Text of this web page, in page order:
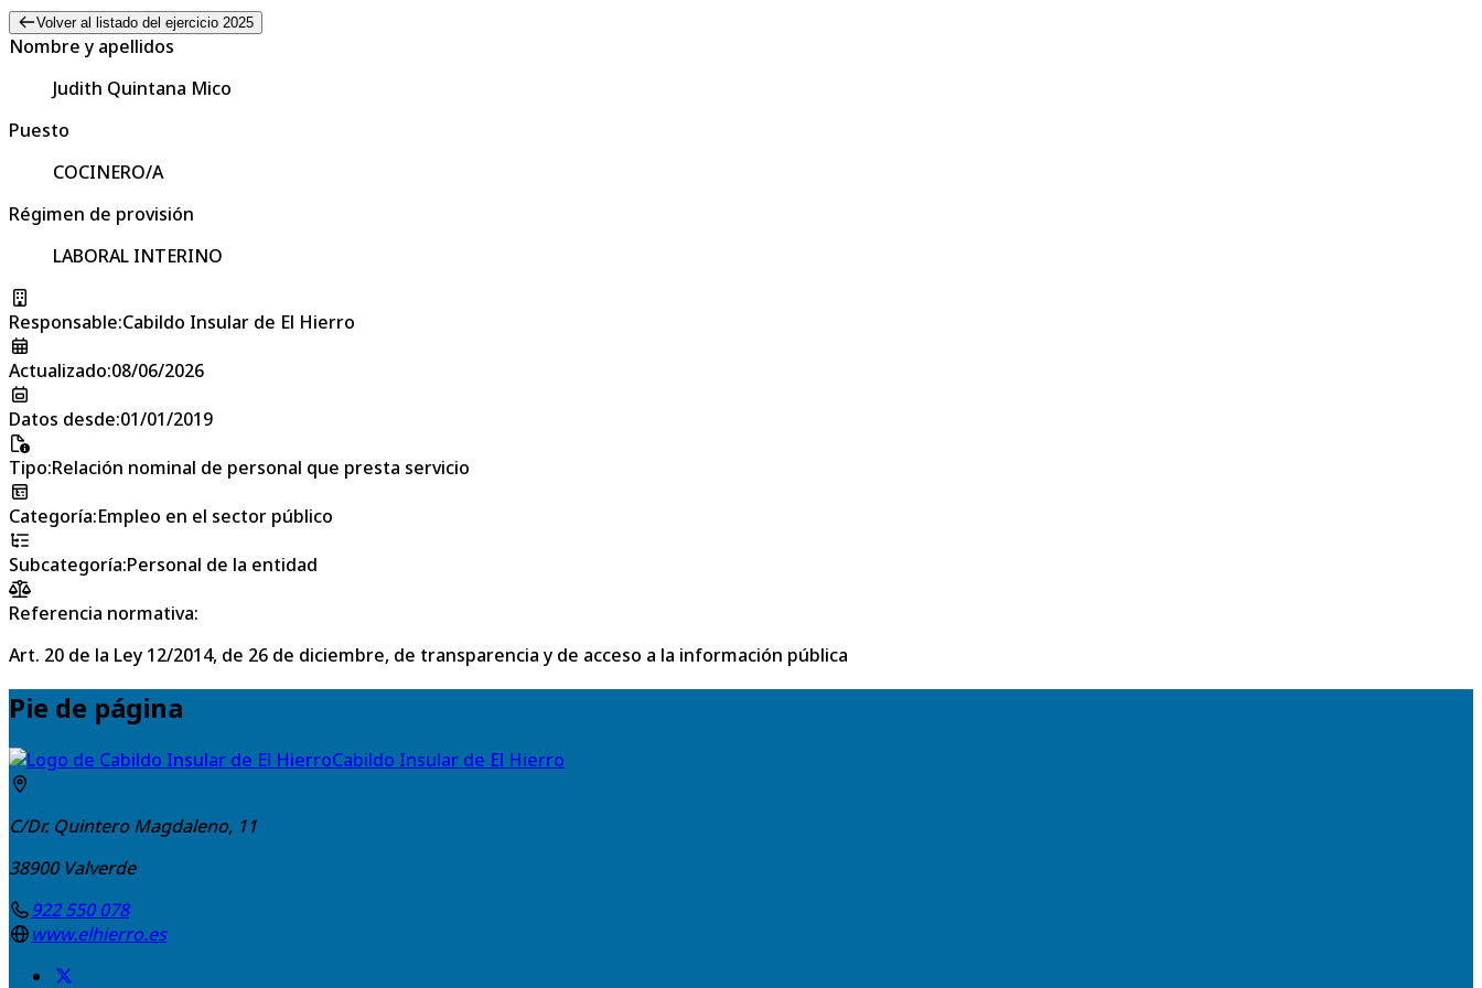
Volver al listado del ejercicio 2025
Nombre y apellidos
Judith Quintana Mico
Puesto
COCINERO/A
Régimen de provisión
LABORAL INTERINO
Responsable:Cabildo Insular de El Hierro
Actualizado:08/06/2026
Datos desde:01/01/2019
Tipo:Relación nominal de personal que presta servicio
Categoría:Empleo en el sector público
Subcategoría:Personal de la entidad
Referencia normativa:
Art. 20 de la Ley 12/2014, de 26 de diciembre, de transparencia y de acceso a la información pública
Pie de página
Cabildo Insular de El Hierro
C/Dr. Quintero Magdaleno, 11
38900 Valverde
922 550 078
www.elhierro.es